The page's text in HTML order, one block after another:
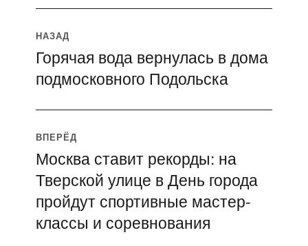
Навигация
по
записям
НАЗАД
Предыдущая
запись:
Горячая вода вернулась в дома
подмосковного Подольска
ВПЕРЁД
Следующая
запись:
Москва ставит рекорды: на
Тверской улице в День города
пройдут спортивные мастер-
классы и соревнования